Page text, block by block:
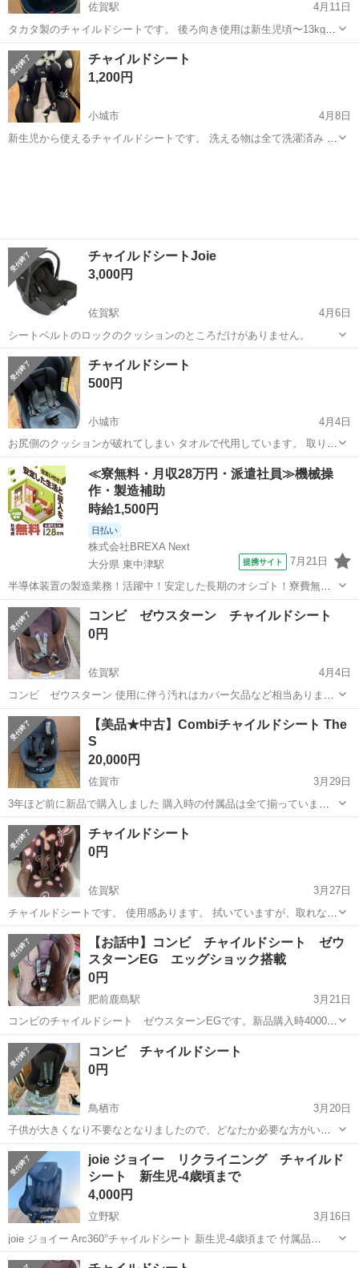
佐賀駅
4月11日
タカタ製のチャイルドシートです。 後ろ向き使用は新生児頃〜13kg、
前向き使用は9〜18kgまで対応しています。 佐賀市内で直接お渡し希
望です。 日時はご相談ください。
佐賀 佐賀市 佐賀駅 ベビー用品
チャイルドシート
1,200円
小城市
4月8日
新生児から使えるチャイルドシートです。 洗える物は全て洗濯済み お
チャイルドシートJoie
3,000円
佐賀駅
4月6日
シートベルトのロックのクッションのところだけがありません。
佐賀 佐賀市 佐賀駅 ベビー用品
チャイルドシート
500円
小城市
4月4日
お尻側のクッションが破れてしまい タオルで代用しています。 取り外
せる物は全てホームクリーニング済
佐賀 小城市 ベビー用品 タオル
≪寮無料・月収28万円・派遣社員≫機械操
作・製造補助
時給1,500円
日払い
株式会社BREXA Next
大分県 東中津駅
提携サイト 7月21日
半導体装置の製造業務！活躍中！安定した長期のオシゴト！寮費無料
★赴任旅費会社負担◎20代～40代の男性活躍中★未経験活躍中！高時
給1,500円！《大分県中津市》 人気の工場のお仕事 ◇半導体装置内部
のシート製造◇ ＊クリー...
大分 中津市 東中津駅 その他
コンビ ゼウスターン チャイルドシート
0円
佐賀駅
4月4日
コンビ ゼウスターン 使用に伴う汚れはカバー欠品など相当ありま
す。ご了承の上お引き取りください。 引き渡しは土日のみ対応してい
ます。
佐賀 佐賀市 佐賀駅 ベビー用品 コンビ
【美品★中古】Combiチャイルドシート The
S
20,000円
佐賀市
3月29日
3年ほど前に新品で購入しました 購入時の付属品は全て揃っています
ので、2枚目以降で確認ください ペット無し、喫煙者無し。 座面等、
洗濯可能部分はホームクリーニング済で、自宅保管しています。 新生
児用インナークッショ...
佐賀 佐賀市 ベビー用品 インナー
チャイルドシート
0円
佐賀駅
3月27日
チャイルドシートです。 使用感あります。 拭いていますが、取れない
汚れなどあります。 ご理解の上お取引きお願いいたします。
佐賀 佐賀市 佐賀駅 ベビー用品 汚れ
【お話中】コンビ チャイルドシート ゼウ
スターンEG エッグショック搭載
0円
肥前鹿島駅
3月21日
コンビのチャイルドシート ゼウスターンEGです。新品購入時40000
円程でした。 新生児(体重2.5kg以上かつ在胎週37週以上)〜9kg未満は
くるりと回して、後ろ向きで、 その後は前に前向きで子どもを乗せら
れます。 3...
佐賀 嬉野市 肥前鹿島駅 ベビー用品
コンビ チャイルドシート
0円
鳥栖市
3月20日
子供が大きくなり不要なとなりましたので、どなたか必要な方がいら
っしゃればお使いください。 長年使用しておりましたので使用感はあ
りますが、まだまだ使えると思います。
佐賀 鳥栖市 ベビー用品 コンビ
joie ジョイー リクライニング チャイルド
シート 新生児-4歳頃まで
4,000円
立野駅
3月16日
joie ジョイー Arc360°チャイルドシート 新生児-4歳頃まで 付属品
ISOFIXガード 本体 日焼けキャノピー 取説なし 新生児頃使うサイズ調
佐賀 三養基郡 立野駅 ベビー用品